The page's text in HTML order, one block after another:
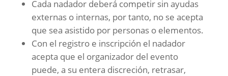
Cada nadador deberá competir sin ayudas
externas o internas, por tanto, no se acepta
que sea asistido por personas o elementos.
Con el registro e inscripción el nadador
acepta que el organizador del evento
puede, a su entera discreción, retrasar,